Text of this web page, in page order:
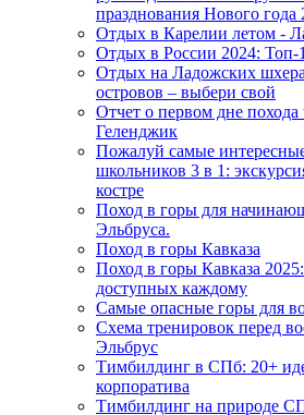
празднования Нового года
Отдых в Карелии летом -
Отдых в России 2024: Топ-
Отдых на Ладожских
островов – выбери свой
Отчет о первом дне похода
Геленджик
Пожалуй самые
школьников 3 в 1:
костре
Поход в горы для
Эльбруса.
Поход в горы Кавказа
Поход в горы Кавказа
доступных каждому
Самые опасные горы для
Схема тренировок перед
Эльбрус
Тимбилдинг в СПб: 20+
корпоратива
Тимбилдинг на природе